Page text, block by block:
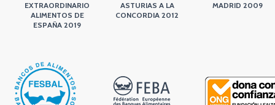
EXTRAORDINARIO
ALIMENTOS DE
ESPAÑA 2019
ASTURIAS A LA
CONCORDIA 2012
MADRID 2009